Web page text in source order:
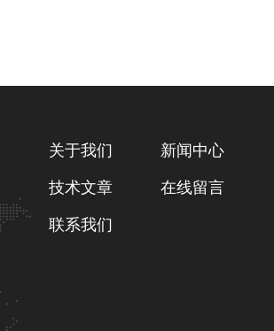
关于我们 新闻中心
技术文章 在线留言
联系我们